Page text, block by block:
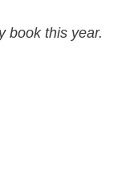
book this year.